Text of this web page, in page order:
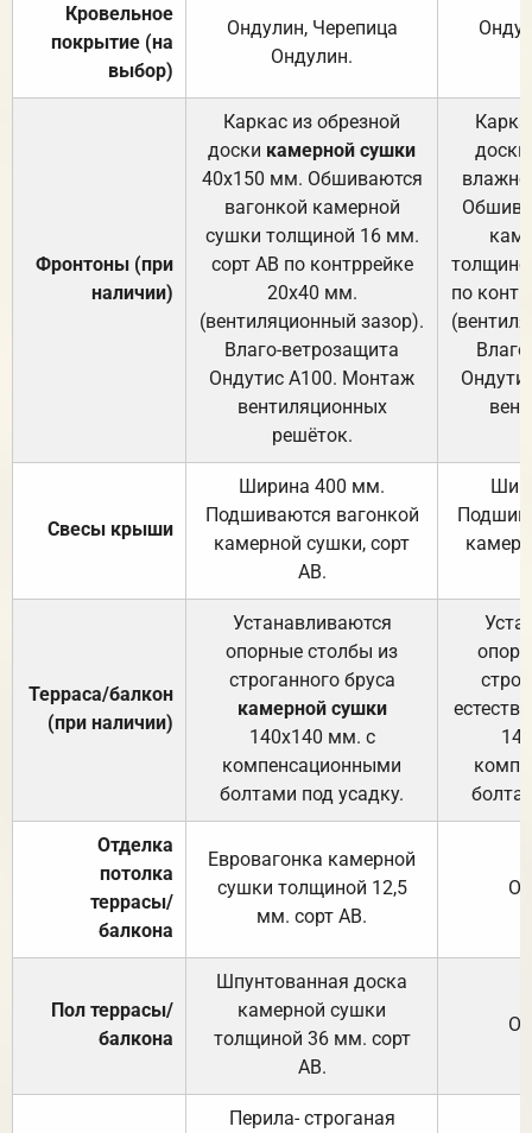
Кровельное
покрытие (на
выбор)
Ондулин, Черепица
Ондулин.
Фронтоны (при
наличии)
Каркас из обрезной
доски камерной сушки
40х150 мм. Обшиваются
вагонкой камерной
сушки толщиной 16 мм.
сорт АВ по контррейке
20х40 мм.
(вентиляционный зазор).
Влаго-ветрозащита
Ондутис А100. Монтаж
вентиляционных
решёток.
доски
по
Свесы крыши
Ширина 400 мм.
Подшиваются вагонкой
камерной сушки, сорт
АВ.
Терраса/балкон
(при наличии)
Устанавливаются
опорные столбы из
строганного бруса
камерной сушки
140х140 мм. с
компенсационными
болтами под усадку.
Отделка
потолка
террасы/
балкона
Евровагонка камерной
сушки толщиной 12,5
мм. сорт АВ.
Пол террасы/
балкона
Шпунтованная доска
камерной сушки
толщиной 36 мм. сорт
АВ.
Перила- строганая